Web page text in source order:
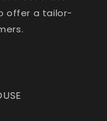
offer a tailor-